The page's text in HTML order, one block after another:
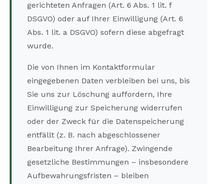
gerichteten Anfragen (Art. 6 Abs. 1 lit. f
DSGVO) oder auf Ihrer Einwilligung (Art. 6
Abs. 1 lit. a DSGVO) sofern diese abgefragt
wurde.
Die von Ihnen im Kontaktformular
eingegebenen Daten verbleiben bei uns, bis
Sie uns zur Löschung auffordern, Ihre
Einwilligung zur Speicherung widerrufen
oder der Zweck für die Datenspeicherung
entfällt (z. B. nach abgeschlossener
Bearbeitung Ihrer Anfrage). Zwingende
gesetzliche Bestimmungen – insbesondere
Aufbewahrungsfristen – bleiben